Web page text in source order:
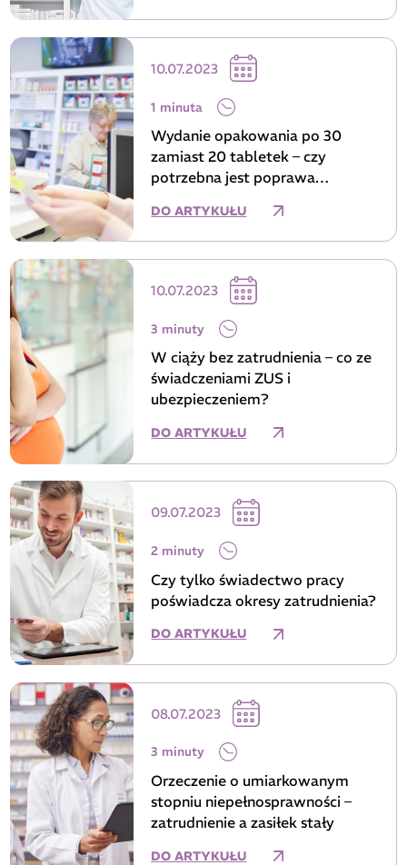
10.07.2023
1 minuta
Wydanie opakowania po 30
zamiast 20 tabletek – czy
potrzebna jest poprawa
DO ARTYKUŁU
10.07.2023
3 minuty
W ciąży bez zatrudnienia – co ze
świadczeniami ZUS i
ubezpieczeniem?
DO ARTYKUŁU
09.07.2023
2 minuty
Czy tylko świadectwo pracy
poświadcza okresy zatrudnienia?
DO ARTYKUŁU
08.07.2023
3 minuty
Orzeczenie o umiarkowanym
stopniu niepełnosprawności –
zatrudnienie a zasiłek stały
DO ARTYKUŁU